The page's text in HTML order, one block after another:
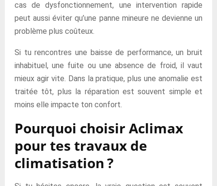
cas de dysfonctionnement, une intervention rapide
peut aussi éviter qu’une panne mineure ne devienne un
problème plus coûteux.
Si tu rencontres une baisse de performance, un bruit
inhabituel, une fuite ou une absence de froid, il vaut
mieux agir vite. Dans la pratique, plus une anomalie est
traitée tôt, plus la réparation est souvent simple et
moins elle impacte ton confort.
Pourquoi choisir Aclimax
pour tes travaux de
climatisation ?